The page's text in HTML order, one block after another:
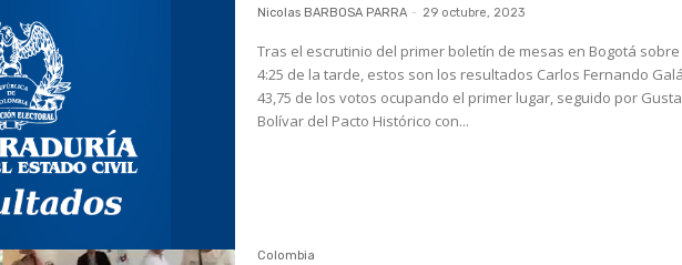
Nicolas BARBOSA PARRA - 29 octubre, 2023
Tras el escrutinio del primer boletín de mesas en Bogotá sobre
4:25 de la tarde, estos son los resultados Carlos Fernando
43,75 de los votos ocupando el primer lugar, seguido por
Bolívar del Pacto Histórico con...
Colombia